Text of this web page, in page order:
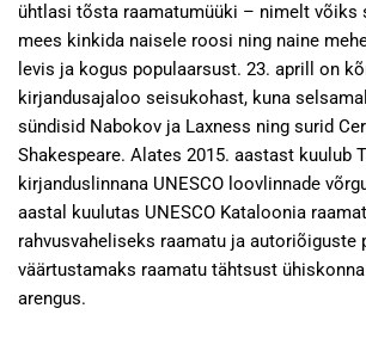
ühtlasi tõsta raamatumüüki – nimelt võiks
mees kinkida naisele roosi ning naine
levis ja kogus populaarsust. 23. aprill on
kirjandusajaloo seisukohast, kuna
sündisid Nabokov ja Laxness ning surid
Shakespeare. Alates 2015. aastast kuulub
kirjanduslinnana UNESCO loovlinnade
aastal kuulutas UNESCO Kataloonia
rahvusvaheliseks raamatu ja autoriõiguste
väärtustamaks raamatu tähtsust
arengus.